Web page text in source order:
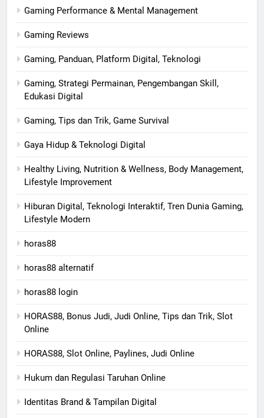
Gaming Performance & Mental Management
Gaming Reviews
Gaming, Panduan, Platform Digital, Teknologi
Gaming, Strategi Permainan, Pengembangan Skill,
Edukasi Digital
Gaming, Tips dan Trik, Game Survival
Gaya Hidup & Teknologi Digital
Healthy Living, Nutrition & Wellness, Body Management,
Lifestyle Improvement
Hiburan Digital, Teknologi Interaktif, Tren Dunia Gaming,
Lifestyle Modern
horas88
horas88 alternatif
horas88 login
HORAS88, Bonus Judi, Judi Online, Tips dan Trik, Slot
Online
HORAS88, Slot Online, Paylines, Judi Online
Hukum dan Regulasi Taruhan Online
Identitas Brand & Tampilan Digital